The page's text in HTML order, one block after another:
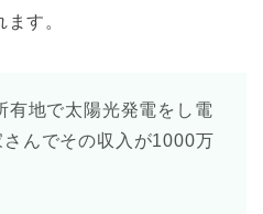
す。
地で太陽光発電をし電
んでその収入が1000万